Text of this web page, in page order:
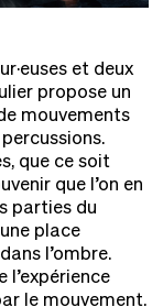
et deux
propose un
mouvements
que ce soit
que l’on en
parties du
place
l’ombre.
l’expérience
le mouvement.